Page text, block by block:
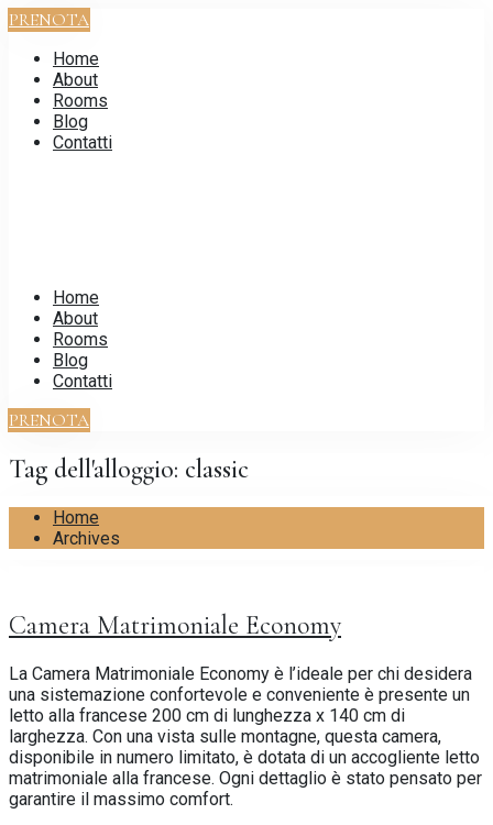
PRENOTA
Home
About
Rooms
Blog
Contatti
Home
About
Rooms
Blog
Contatti
PRENOTA
Tag dell'alloggio: classic
Home
Archives
Camera Matrimoniale Economy
La Camera Matrimoniale Economy è l’ideale per chi desidera
una sistemazione confortevole e conveniente è presente un
letto alla francese 200 cm di lunghezza x 140 cm di
larghezza. Con una vista sulle montagne, questa camera,
disponibile in numero limitato, è dotata di un accogliente letto
matrimoniale alla francese. Ogni dettaglio è stato pensato per
garantire il massimo comfort.